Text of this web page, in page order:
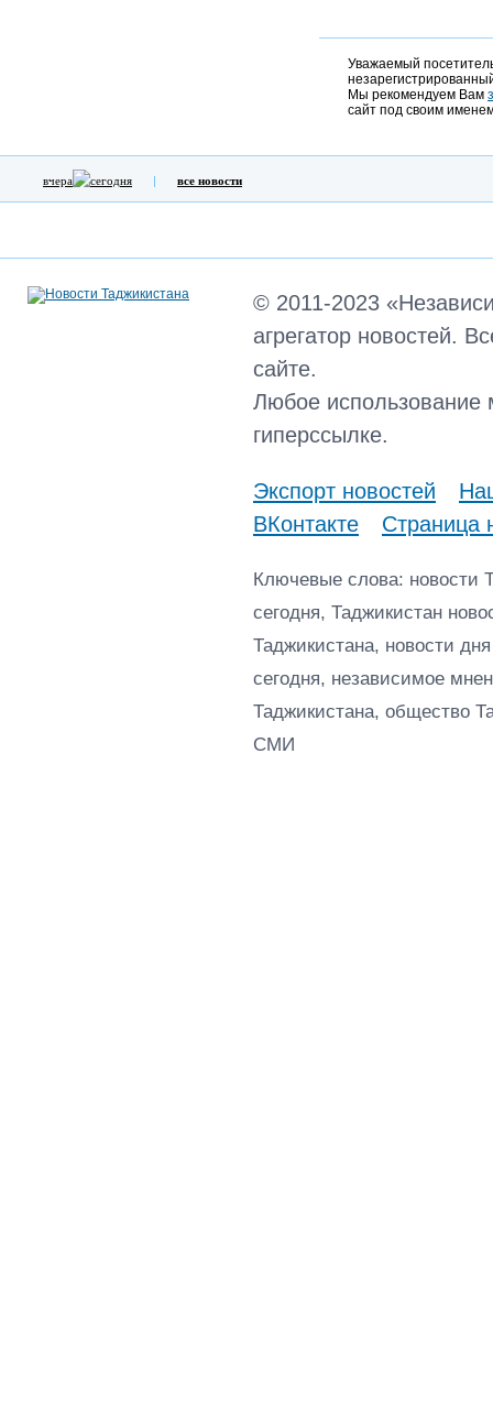
Уважаемый
Мы рекомендуем Вам
сайт под своим
вчера сегодня все новости
© 2011-2023
агрегатор новостей.
сайте.
Любое использование
гиперссылке.
Экспорт новостей
ВКонтакте
Страница
Ключевые слова: новости
сегодня, Таджикистан
Таджикистана, новости
сегодня, независимое
Таджикистана, общество
СМИ